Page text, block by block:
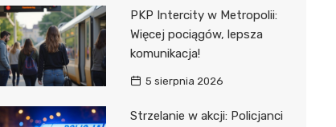
PKP Intercity w Metropolii:
Więcej pociągów, lepsza
komunikacja!
5 sierpnia 2026
Strzelanie w akcji: Policjanci